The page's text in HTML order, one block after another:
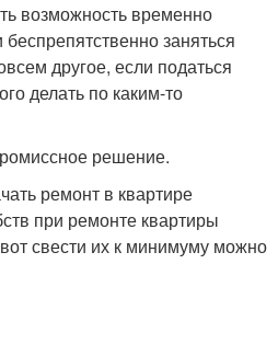
возможность временно
заняться
другое, если податься
делать по каким-то
решение.
ремонт в квартире
при ремонте квартиры
свести их к минимуму можно